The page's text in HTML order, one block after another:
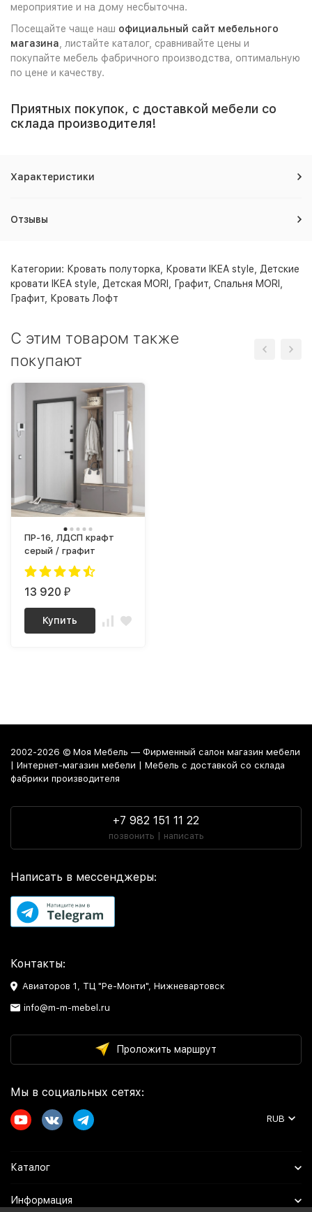
мероприятие и на дому несбыточна.
Посещайте чаще наш официальный сайт мебельного
магазина , листайте каталог, сравнивайте цены и
покупайте мебель фабричного производства, оптимальную
по цене и качеству.
Приятных покупок, с доставкой мебели со
склада производителя!
Характеристики
Отзывы
Категории: Кровать полуторка Кровати IKEA style
Детские
кровати IKEA style
Детская MORI, Графит Спальня MORI,
Графит
Кровать Лофт
C этим товаром также
покупают
ПР-16, ЛДСП крафт
серый / графит
13 920 ₽
Купить
2002-2026 © Моя Мебель — Фирменный салон магазин мебели
| Интернет-магазин мебели | Мебель с доставкой со склада
фабрики производителя
+7 982 151 11 22
позвонить | написать
Написать в мессенджеры:
Контакты:
Авиаторов 1, ТЦ "Ре-Монти", Нижневартовск
info@m-m-mebel.ru
Проложить маршрут
Мы в социальных сетях:
RUB
Каталог
Информация